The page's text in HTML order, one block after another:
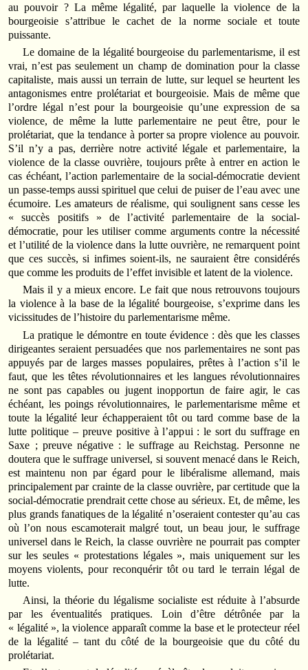
au pouvoir ? La même légalité, par laquelle la violence de la
bourgeoisie s’attribue le cachet de la norme sociale et toute
puissante.
Le domaine de la légalité bourgeoise du parlementarisme, il est
vrai, n’est pas seulement un champ de domination pour la classe
capitaliste, mais aussi un terrain de lutte, sur lequel se heurtent les
antagonismes entre prolétariat et bourgeoisie. Mais de même que
l’ordre légal n’est pour la bourgeoisie qu’une expression de sa
violence, de même la lutte parlementaire ne peut être, pour le
prolétariat, que la tendance à porter sa propre violence au pouvoir.
S’il n’y a pas, derrière notre activité légale et parlementaire, la
violence de la classe ouvrière, toujours prête à entrer en action le
cas échéant, l’action parlementaire de la social-démocratie devient
un passe-temps aussi spirituel que celui de puiser de l’eau avec une
écumoire. Les amateurs de réalisme, qui soulignent sans cesse les
« succès positifs » de l’activité parlementaire de la social-
démocratie, pour les utiliser comme arguments contre la nécessité
et l’utilité de la violence dans la lutte ouvrière, ne remarquent point
que ces succès, si infimes soient-ils, ne sauraient être considérés
que comme les produits de l’effet invisible et latent de la violence.
Mais il y a mieux encore. Le fait que nous retrouvons toujours
la violence à la base de la légalité bourgeoise, s’exprime dans les
vicissitudes de l’histoire du parlementarisme même.
La pratique le démontre en toute évidence : dès que les classes
dirigeantes seraient persuadées que nos parlementaires ne sont pas
appuyés par de larges masses populaires, prêtes à l’action s’il le
faut, que les têtes révolutionnaires et les langues révolutionnaires
ne sont pas capables ou jugent inopportun de faire agir, le cas
échéant, les poings révolutionnaires, le parlementarisme même et
toute la légalité leur échapperaient tôt ou tard comme base de la
lutte politique – preuve positive à l’appui : le sort du suffrage en
Saxe ; preuve négative : le suffrage au Reichstag. Personne ne
doutera que le suffrage universel, si souvent menacé dans le Reich,
est maintenu non par égard pour le libéralisme allemand, mais
principalement par crainte de la classe ouvrière, par certitude que la
social-démocratie prendrait cette chose au sérieux. Et, de même, les
plus grands fanatiques de la légalité n’oseraient contester qu’au cas
où l’on nous escamoterait malgré tout, un beau jour, le suffrage
universel dans le Reich, la classe ouvrière ne pourrait pas compter
sur les seules « protestations légales », mais uniquement sur les
moyens violents, pour reconquérir tôt ou tard le terrain légal de
lutte.
Ainsi, la théorie du légalisme socialiste est réduite à l’absurde
par les éventualités pratiques. Loin d’être détrônée par la
« légalité », la violence apparaît comme la base et le protecteur réel
de la légalité – tant du côté de la bourgeoisie que du côté du
prolétariat.